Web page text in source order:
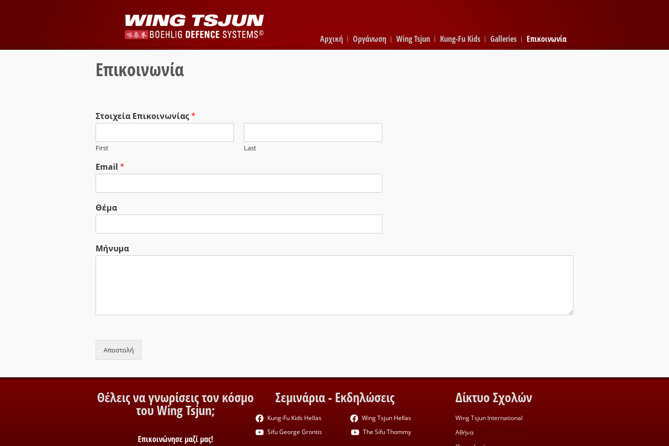
Αρχική Οργάνωση Wing Tsjun Kung-Fu Kids Galleries Επικοινωνία
Επικοινωνία
Στοιχεία Επικοινωνίας*
First Last
Email *
Θέμα
Μήνυμα
Αποστολή
Θέλεις να γνωρίσεις τον κόσμο
του Wing Tsjun;
Επικοινώνησε μαζί μας!
Σεμινάρια - Εκδηλώσεις
Kung-Fu Kids Hellas
Wing Tsjun Hellas
Sifu George Grontis
The Sifu Thommy
Δίκτυο Σχολών
Wing Tsjun International
Αθήνα